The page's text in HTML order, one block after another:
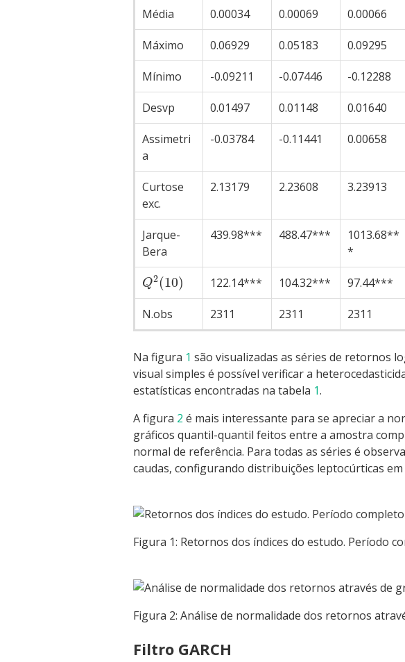
Média 0.00034 0.00069 0.00066
Máximo 0.06929 0.05183 0.09295
Mínimo -0.09211 -0.07446 -0.12288
Desvp 0.01497 0.01148 0.01640
Assimetri
a
-0.03784 -0.11441 0.00658
Curtose
exc.
2.13179 2.23608 3.23913
Jarque-
Bera
439.98*** 488.47***
1013.68**
*
Q2(10) 122.14*** 104.32*** 97.44***
N.obs 2311 2311 2311
Na figura 1 são visualizadas as séries de retornos
visual simples é possível verificar a
estatísticas encontradas na tabela 1.
A figura 2 é mais interessante para se apreciar a
gráficos quantil-quantil feitos entre a amostra
normal de referência. Para todas as séries é
caudas, configurando distribuições leptocúrticas em
Figura 1: Retornos dos índices do estudo. Período
Figura 2: Análise de normalidade dos retornos
Filtro GARCH